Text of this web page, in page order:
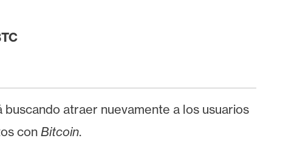
buscando atraer nuevamente a los usuarios
con Bitcoin.